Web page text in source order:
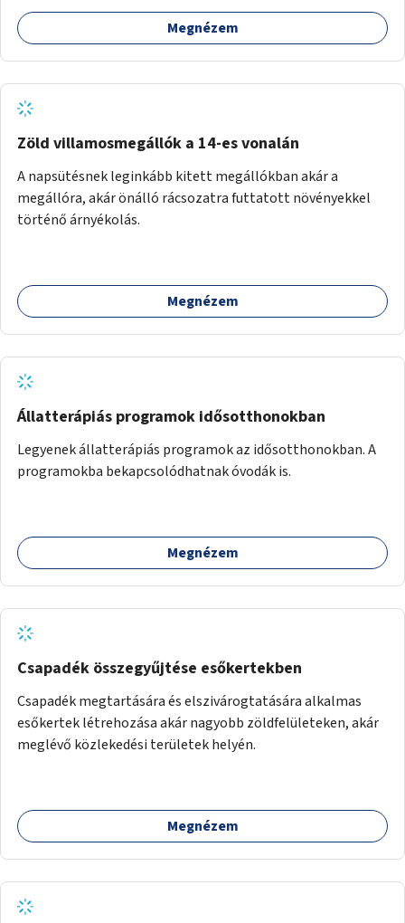
felhasználó.
Megnézem
Zöld villamosmegállók a 14-es vonalán
A napsütésnek leginkább kitett megállókban akár a
megállóra, akár önálló rácsozatra futtatott növényekkel
történő árnyékolás.
Megnézem
Állatterápiás programok idősotthonokban
Legyenek állatterápiás programok az idősotthonokban. A
programokba bekapcsolódhatnak óvodák is.
Megnézem
Csapadék összegyűjtése esőkertekben
Csapadék megtartására és elszivárogtatására alkalmas
esőkertek létrehozása akár nagyobb zöldfelületeken, akár
meglévő közlekedési területek helyén.
Megnézem